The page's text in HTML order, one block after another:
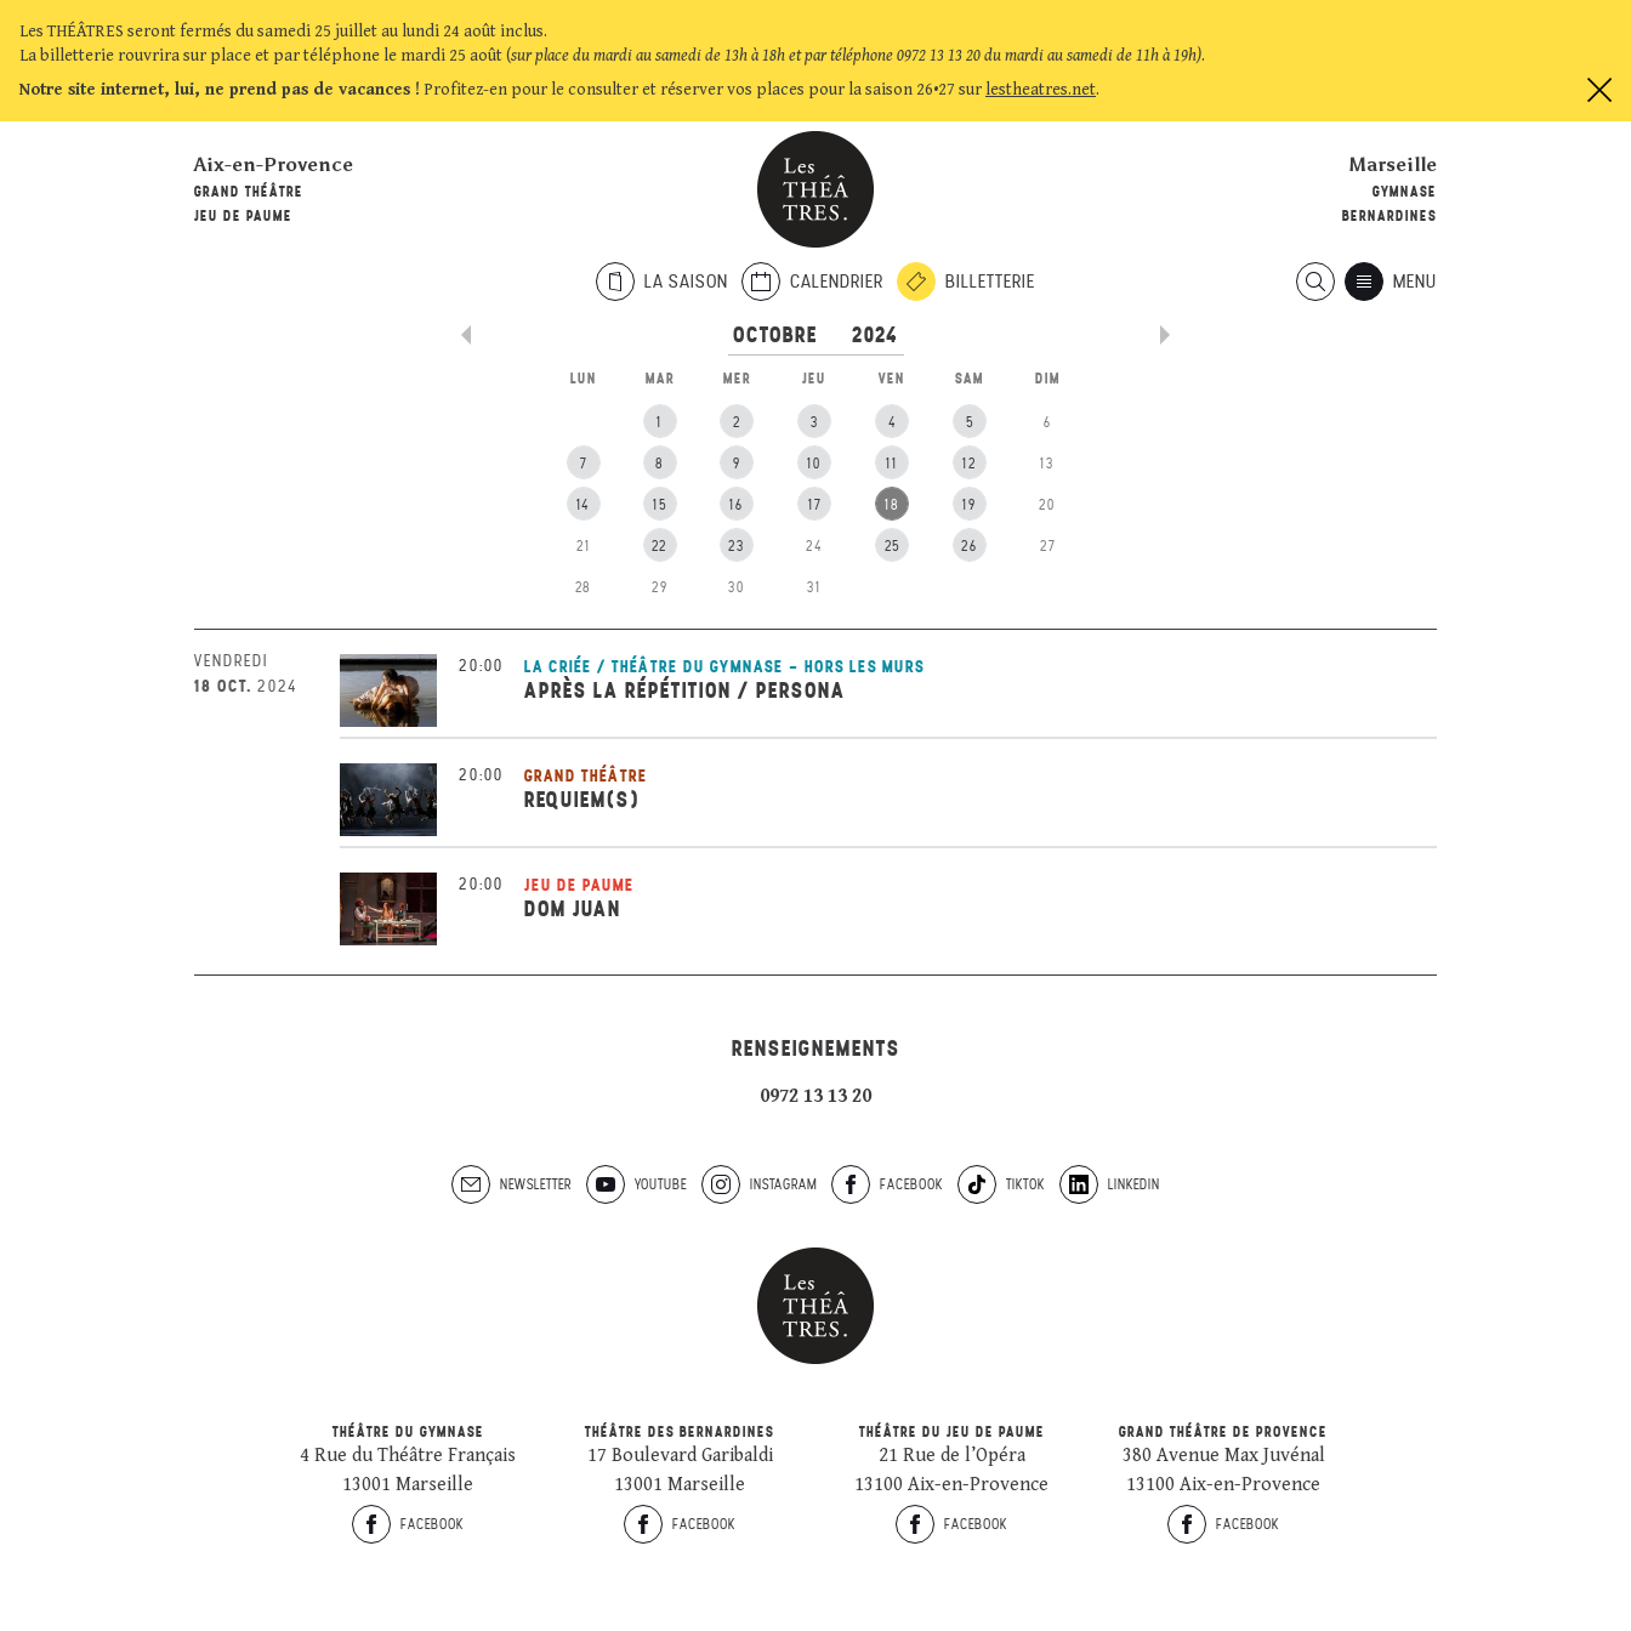
Les THÉÂTRES seront fermés du samedi 25 juillet au lundi 24 août inclus.
La billetterie rouvrira sur place et par téléphone le mardi 25 août (sur place du mardi au samedi de 13h à 18h et par téléphone 0972 13 13 20 du mardi au samedi de 11h à 19h).
Notre site internet, lui, ne prend pas de vacances ! Profitez-en pour le consulter et réserver vos places pour la saison 26•27 sur lestheatres.net.
Marseille
GYMNASE
BERNARDINES
Aix-en-Provence
GRAND THÉÂTRE
JEU DE PAUME
LA SAISON CALENDRIER BILLETTERIE MENU
LUN MAR MER JEU VEN SAM DIM
1 2 3 4 5 6
7 8 9 10 11 12 13
14 15 16 17 18 19 20
21 22 23 24 25 26 27
28 29 30 31
VENDREDI
18 OCT. 2024
20:00 LA CRIÉE / THÉÂTRE DU GYMNASE - HORS LES MURS
APRÈS LA RÉPÉTITION / PERSONA
20:00 GRAND THÉÂTRE
REQUIEM(S)
20:00 JEU DE PAUME
DOM JUAN
RENSEIGNEMENTS
0972 13 13 20
NEWSLETTER YOUTUBE INSTAGRAM FACEBOOK TIKTOK LINKEDIN
THÉÂTRE DU GYMNASE
4 Rue du Théâtre Français
13001 Marseille
FACEBOOK
THÉÂTRE DES BERNARDINES
17 Boulevard Garibaldi
13001 Marseille
FACEBOOK
THÉÂTRE DU JEU DE PAUME
21 Rue de l’Opéra
13100 Aix-en-Provence
FACEBOOK
GRAND THÉÂTRE DE PROVENCE
380 Avenue Max Juvénal
13100 Aix-en-Provence
FACEBOOK